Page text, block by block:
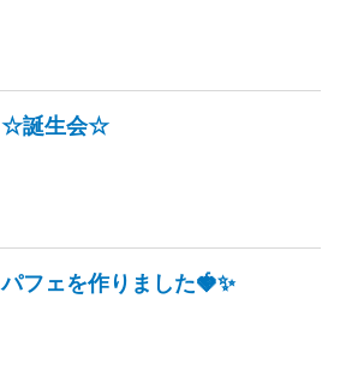
☆誕生会☆
パフェを作りました🍓✨